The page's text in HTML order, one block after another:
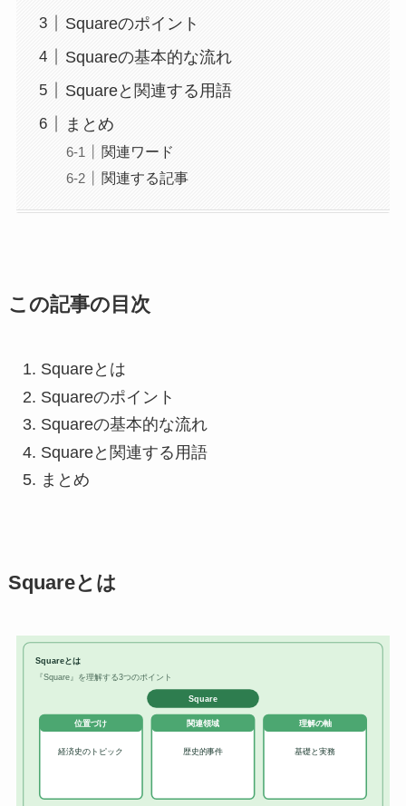
Squareのポイント
Squareの基本的な流れ
Squareと関連する用語
まとめ
関連ワード
関連する記事
この記事の目次
Squareとは
Squareのポイント
Squareの基本的な流れ
Squareと関連する用語
まとめ
Squareとは
Squareとは
『Square』を理解する3つのポイント
Square
位置づけ
経済史のトピック
関連領域
歴史的事件
理解の軸
基礎と実務